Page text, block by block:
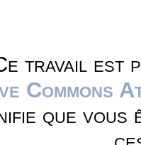
travail est
Commons
que